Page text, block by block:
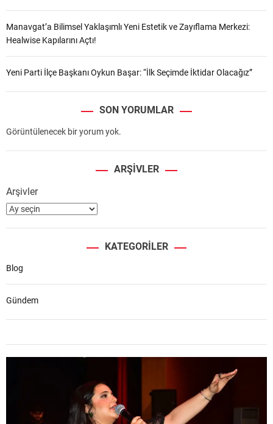
Manavgat’a Bilimsel Yaklaşımlı Yeni Estetik ve Zayıflama Merkezi:
Healwise Kapılarını Açtı!
Yeni Parti İlçe Başkanı Oykun Başar: “İlk Seçimde İktidar Olacağız”
SON YORUMLAR
Görüntülenecek bir yorum yok.
ARŞIVLER
Arşivler
KATEGORILER
Blog
Gündem